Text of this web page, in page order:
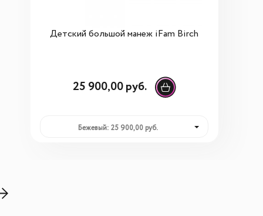
Детский большой манеж iFam Birch
25 900,00 руб.
Бежевый: 25 900,00 руб.